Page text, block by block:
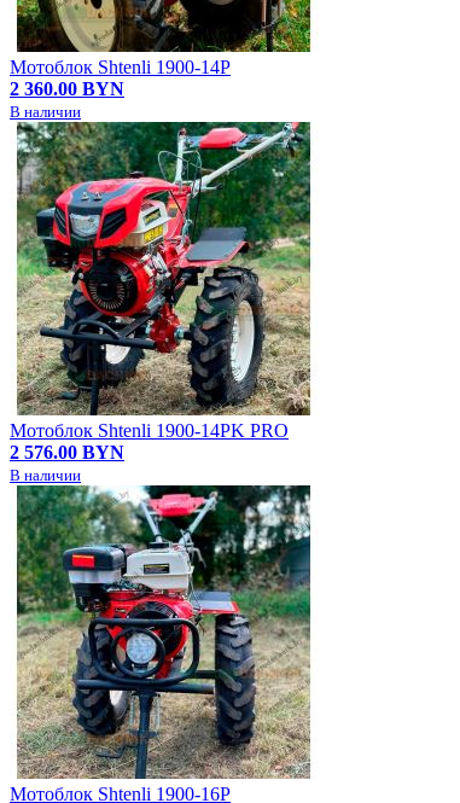
Мотоблок Shtenli 1900-14P
2 360.00 BYN
В наличии
Мотоблок Shtenli 1900-14PK PRO
2 576.00 BYN
В наличии
Мотоблок Shtenli 1900-16P